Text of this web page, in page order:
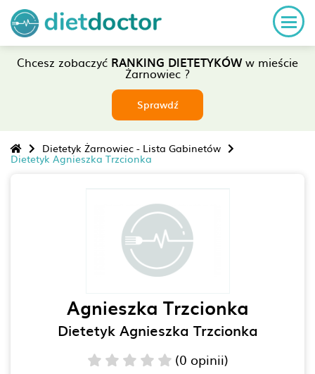
Chcesz zobaczyć RANKING DIETETYKÓWw mieście
Żarnowiec ?
Sprawdź
Dietetyk Żarnowiec - Lista Gabinetów
Dietetyk Agnieszka Trzcionka
Agnieszka Trzcionka
Dietetyk Agnieszka Trzcionka
(0 opinii)